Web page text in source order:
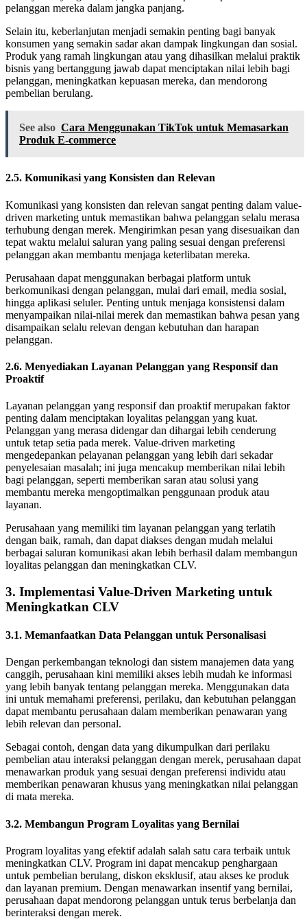
pelanggan mereka dalam jangka panjang.
Selain itu, keberlanjutan menjadi semakin penting bagi banyak
konsumen yang semakin sadar akan dampak lingkungan dan sosial.
Produk yang ramah lingkungan atau yang dihasilkan melalui praktik
bisnis yang bertanggung jawab dapat menciptakan nilai lebih bagi
pelanggan, meningkatkan kepuasan mereka, dan mendorong
pembelian berulang.
See also Cara Menggunakan TikTok untuk Memasarkan
Produk E-commerce
2.5. Komunikasi yang Konsisten dan Relevan
Komunikasi yang konsisten dan relevan sangat penting dalam value-
driven marketing untuk memastikan bahwa pelanggan selalu merasa
terhubung dengan merek. Mengirimkan pesan yang disesuaikan dan
tepat waktu melalui saluran yang paling sesuai dengan preferensi
pelanggan akan membantu menjaga keterlibatan mereka.
Perusahaan dapat menggunakan berbagai platform untuk
berkomunikasi dengan pelanggan, mulai dari email, media sosial,
hingga aplikasi seluler. Penting untuk menjaga konsistensi dalam
menyampaikan nilai-nilai merek dan memastikan bahwa pesan yang
disampaikan selalu relevan dengan kebutuhan dan harapan
pelanggan.
2.6. Menyediakan Layanan Pelanggan yang Responsif dan
Proaktif
Layanan pelanggan yang responsif dan proaktif merupakan faktor
penting dalam menciptakan loyalitas pelanggan yang kuat.
Pelanggan yang merasa didengar dan dihargai lebih cenderung
untuk tetap setia pada merek. Value-driven marketing
mengedepankan pelayanan pelanggan yang lebih dari sekadar
penyelesaian masalah; ini juga mencakup memberikan nilai lebih
bagi pelanggan, seperti memberikan saran atau solusi yang
membantu mereka mengoptimalkan penggunaan produk atau
layanan.
Perusahaan yang memiliki tim layanan pelanggan yang terlatih
dengan baik, ramah, dan dapat diakses dengan mudah melalui
berbagai saluran komunikasi akan lebih berhasil dalam membangun
loyalitas pelanggan dan meningkatkan CLV.
3. Implementasi Value-Driven Marketing untuk
Meningkatkan CLV
3.1. Memanfaatkan Data Pelanggan untuk Personalisasi
Dengan perkembangan teknologi dan sistem manajemen data yang
canggih, perusahaan kini memiliki akses lebih mudah ke informasi
yang lebih banyak tentang pelanggan mereka. Menggunakan data
ini untuk memahami preferensi, perilaku, dan kebutuhan pelanggan
dapat membantu perusahaan dalam memberikan penawaran yang
lebih relevan dan personal.
Sebagai contoh, dengan data yang dikumpulkan dari perilaku
pembelian atau interaksi pelanggan dengan merek, perusahaan dapat
menawarkan produk yang sesuai dengan preferensi individu atau
memberikan penawaran khusus yang meningkatkan nilai pelanggan
di mata mereka.
3.2. Membangun Program Loyalitas yang Bernilai
Program loyalitas yang efektif adalah salah satu cara terbaik untuk
meningkatkan CLV. Program ini dapat mencakup penghargaan
untuk pembelian berulang, diskon eksklusif, atau akses ke produk
dan layanan premium. Dengan menawarkan insentif yang bernilai,
perusahaan dapat mendorong pelanggan untuk terus berbelanja dan
berinteraksi dengan merek.